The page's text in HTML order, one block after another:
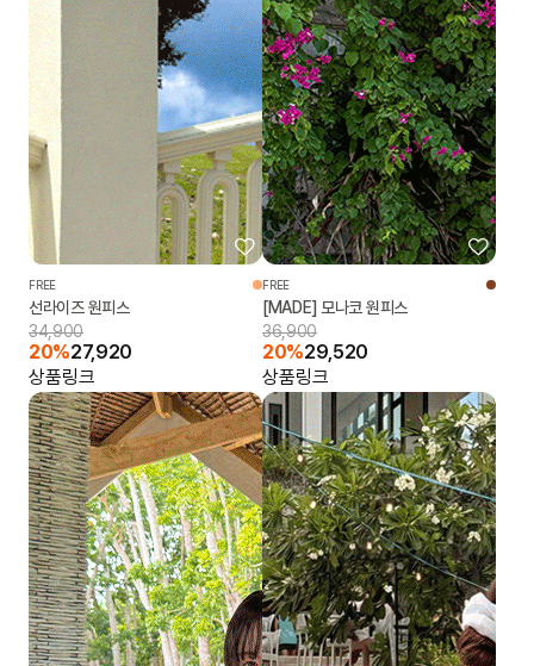
FREE
선라이즈 원피스
34,900
20%27,920
상품링크
FREE
[MADE] 모나코 원피스
36,900
20%29,520
상품링크